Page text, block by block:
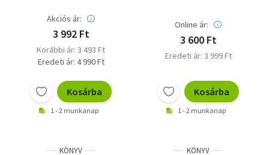
Akciós ár:
3 992 Ft
Korábbi ár: 3 493 Ft
Eredeti ár: 4 990 Ft
Kosárba
1 - 2 munkanap
Online ár:
3 600 Ft
Eredeti ár: 3 999 Ft
Kosárba
1 - 2 munkanap
KÖNYV KÖNYV